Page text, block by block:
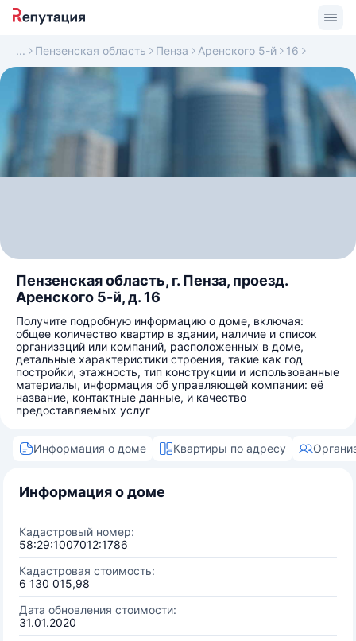
Пензенская область Пенза Аренского 5-й 16
Пензенская область, г. Пенза, проезд.
Аренского 5-й, д. 16
Получите подробную информацию о доме, включая:
общее количество квартир в здании, наличие и список
организаций или компаний, расположенных в доме,
детальные характеристики строения, такие как год
постройки, этажность, тип конструкции и использованные
материалы, информация об управляющей компании: её
название, контактные данные, и качество
предоставляемых услуг
Информация о доме Квартиры по адресу
Информация о доме
Кадастровый номер:
58:29:1007012:1786
Кадастровая стоимость:
6 130 015,98
Дата обновления стоимости:
31.01.2020